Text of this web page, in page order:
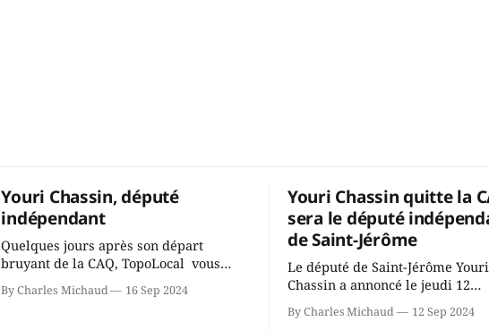
Youri Chassin, député
indépendant
Quelques jours après son départ
bruyant de la CAQ, TopoLocal vous
présente une conversation avec Youri
Chassin. Nous avons causé de sa
By Charles Michaud 16 Sep 2024
Youri Chassin quitte la
sera le député
de Saint-Jérôme
Le député de Saint-Jérôme Youri
Chassin a annoncé le jeudi 12
septembre qu'il quitte le caucus
Coalition Avenir Québec de
By Charles Michaud 12 Sep 2024